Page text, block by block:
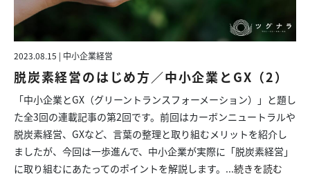
2023.08.15 | 中小企業経営
脱炭素経営のはじめ方／中小企業とGX（2）
「中小企業とGX（グリーントランスフォーメーション）」と題し
た全3回の連載記事の第2回です。前回はカーボンニュートラルや
脱炭素経営、GXなど、言葉の整理と取り組むメリットを紹介し
ましたが、今回は一歩進んで、中小企業が実際に「脱炭素経営」
に取り組むにあたってのポイントを解説します。...続きを読む